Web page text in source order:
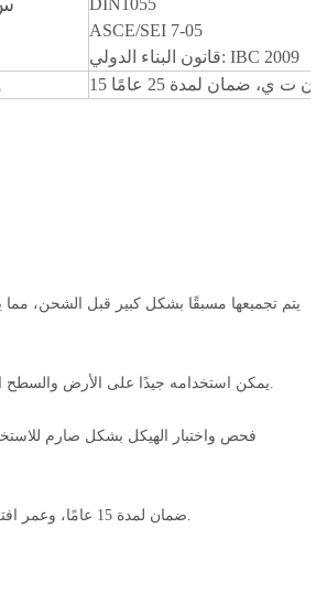
DIN1055
ASCE/SEI 7-05
قانون البناء الدولي: IBC 2009
ن ت ي، ضمان لمدة 25 عامًا
يتم تجميعها مسبقًا بشكل كبير قبل الشحن، مما
يمكن استخدامه جيدًا على الأرض والسطح المسطح والسطح المائل.
فحص واختبار الهيكل بشكل صارم
ضمان لمدة 15 عامًا، وعمر افتراضي يصل إلى 25 عامًا.